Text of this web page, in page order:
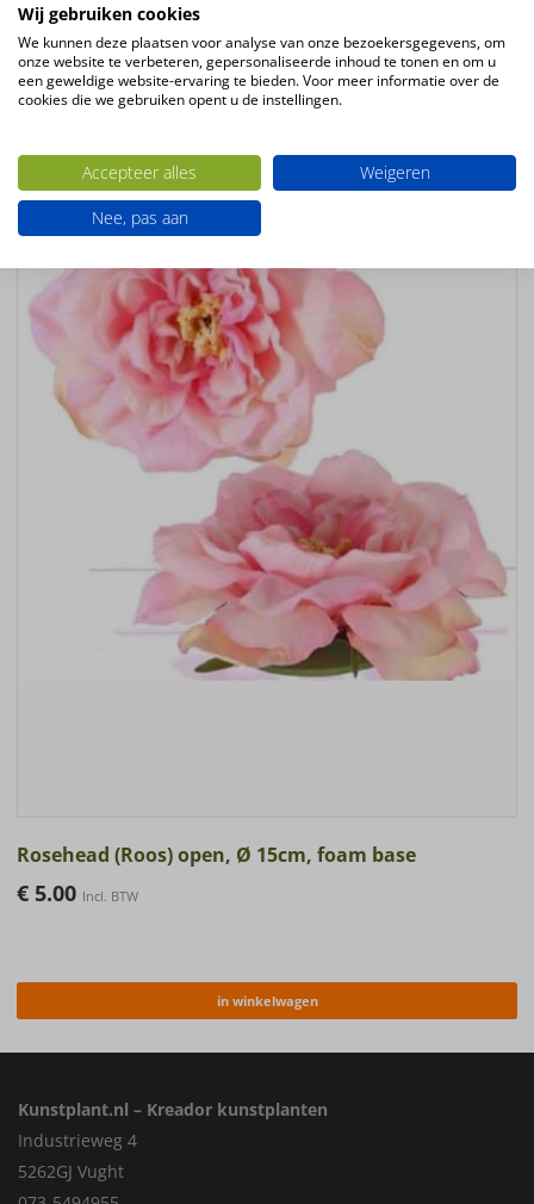
Productconfiguratie
Staande kunstplant in plastic pot
Ook interessant
Rosehead (Roos) open, Ø 15cm, foam base
€ 5.00 Incl. BTW
in winkelwagen
Kunstplant.nl – Kreador kunstplanten
Industrieweg 4
5262GJ Vught
Wij gebruiken cookies
We kunnen deze plaatsen voor analyse van onze bezoekersgegevens, om
onze website te verbeteren, gepersonaliseerde inhoud te tonen en om u
een geweldige website-ervaring te bieden. Voor meer informatie over de
cookies die we gebruiken opent u de instellingen.
Accepteer alles
Weigeren
Nee, pas aan